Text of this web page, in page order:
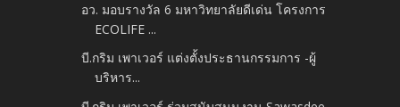
อว. มอบรางวัล 6 มหาวิทยาลัยดีเด่น โครงการ
ECOLIFE ...
บี.กริม เพาเวอร์ แต่งตั้งประธานกรรมการ -​ผู้
บริหาร...